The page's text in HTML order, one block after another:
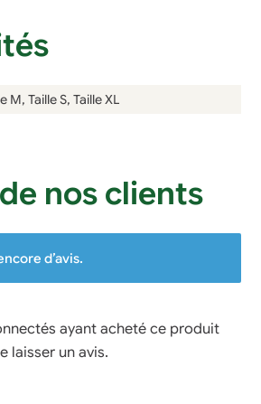
M, Taille S, Taille XL
nos clients
d’avis.
ayant acheté ce produit
laisser un avis.